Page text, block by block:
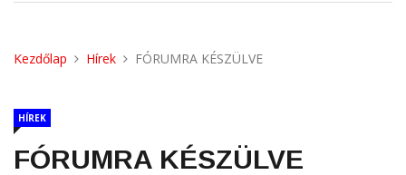
Kezdőlap Hírek FÓRUMRA KÉSZÜLVE
HÍREK
FÓRUMRA KÉSZÜLVE